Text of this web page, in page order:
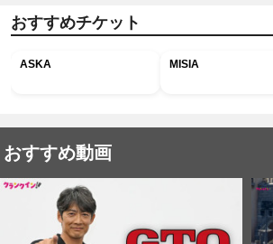
おすすめチケット
ASKA MISIA
おすすめ動画